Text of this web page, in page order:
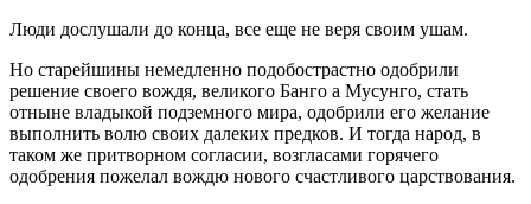
Люди дослушали до конца, все еще не веря своим ушам.
Но старейшины немедленно подобострастно одобрили
решение своего вождя, великого Банго а Мусунго, стать
отныне владыкой подземного мира, одобрили его желание
выполнить волю своих далеких предков. И тогда народ, в
таком же притворном согласии, возгласами горячего
одобрения пожелал вождю нового счастливого царствования.